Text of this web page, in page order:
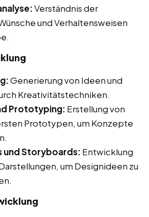
Verständnis der
und Verhaltensweisen
Generierung von Ideen und
Kreativitätstechniken.
Prototyping: Erstellung von
Prototypen, um Konzepte
und Storyboards: Entwicklung
um Designideen zu